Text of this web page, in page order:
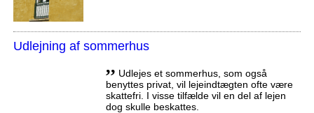
Udlejning af sommerhus
,, Udlejes et sommerhus, som også
benyttes privat, vil lejeindtægten ofte være
skattefri. I visse tilfælde vil en del af lejen
dog skulle beskattes.